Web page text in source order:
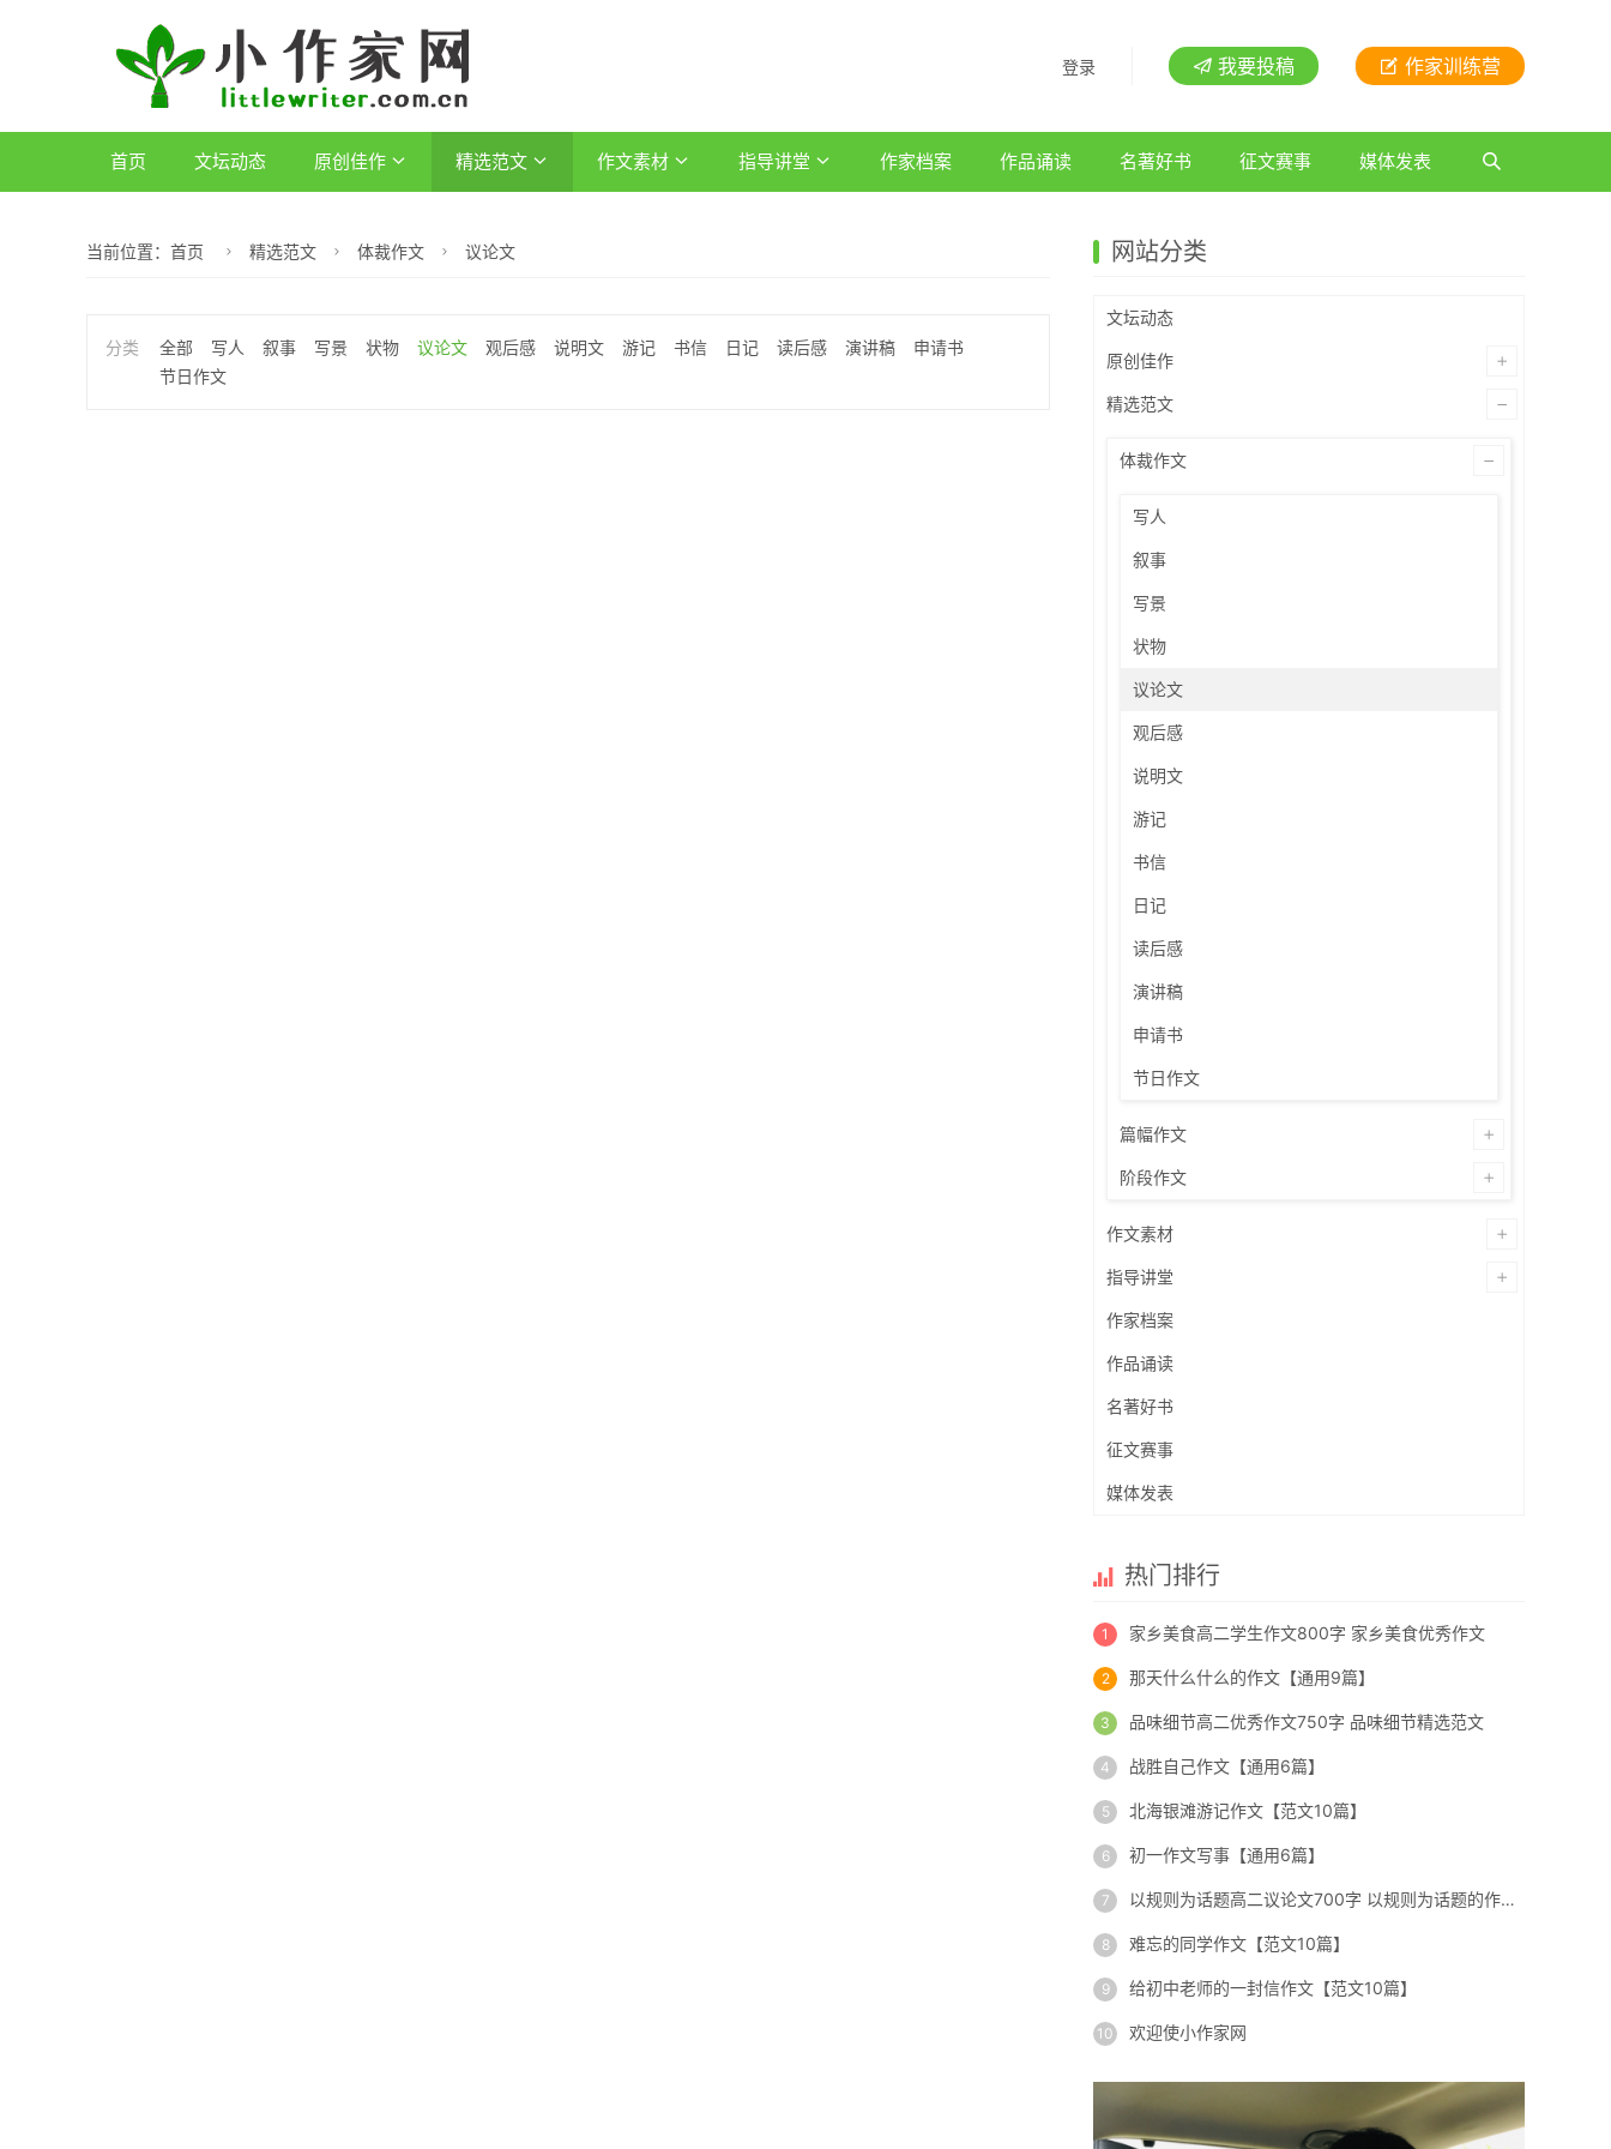
登录 我要投稿 作家训练营
首页 文坛动态 原创佳作 精选范文 作文素材 指导讲堂 作家档案 作品诵读 名著好书 征文赛事 媒体发表
当前位置： 首页 精选范文 体裁作文 议论文
全部 写人 叙事 写景 状物 议论文 观后感 说明文 游记 书信 日记 读后感 演讲稿
申请书
节日作文
网站分类
文坛动态
原创佳作
精选范文
体裁作文
写人
叙事
写景
状物
议论文
观后感
说明文
游记
书信
日记
读后感
演讲稿
申请书
节日作文
篇幅作文
阶段作文
作文素材
指导讲堂
作家档案
作品诵读
名著好书
征文赛事
媒体发表
热门排行
家乡美食高二学生作文800字 家乡美食优秀作文
那天什么什么的作文【通用9篇】
品味细节高二优秀作文750字 品味细节精选范文
战胜自己作文【通用6篇】
北海银滩游记作文【范文10篇】
初一作文写事【通用6篇】
以规则为话题高二议论文700字 以规则为话题的作文素材
难忘的同学作文【范文10篇】
给初中老师的一封信作文【范文10篇】
欢迎使小作家网